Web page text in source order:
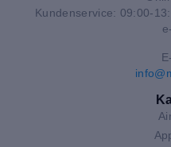
Kundenservice: 09:00-